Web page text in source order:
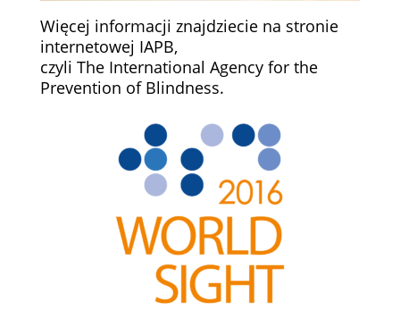
Więcej informacji znajdziecie na stronie
internetowej IAPB,
czyli The International Agency for the
Prevention of Blindness.